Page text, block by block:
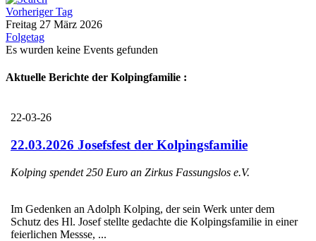
Vorheriger Tag
Freitag 27 März 2026
Folgetag
Es wurden keine Events gefunden
Aktuelle Berichte der Kolpingfamilie :
22-03-26
22.03.2026 Josefsfest der Kolpingsfamilie
Kolping spendet 250 Euro an Zirkus Fassungslos e.V.
Im Gedenken an Adolph Kolping, der sein Werk unter dem
Schutz des Hl. Josef stellte gedachte die Kolpingsfamilie in einer
feierlichen Messse, ...